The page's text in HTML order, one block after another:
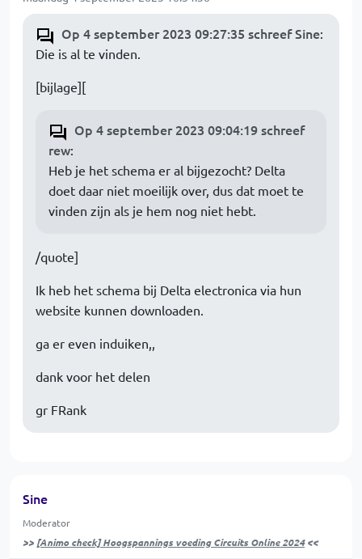
Op 4 september 2023 09:27:35 schreef Sine:
Die is al te vinden.
[bijlage][
Op 4 september 2023 09:04:19 schreef
rew:
Heb je het schema er al bijgezocht? Delta
doet daar niet moeilijk over, dus dat moet te
vinden zijn als je hem nog niet hebt.
/quote]
Ik heb het schema bij Delta electronica via hun
website kunnen downloaden.
ga er even induiken,,
dank voor het delen
gr FRank
Sine
Moderator
>> [Animo check] Hoogspannings voeding Circuits Online 2024<<